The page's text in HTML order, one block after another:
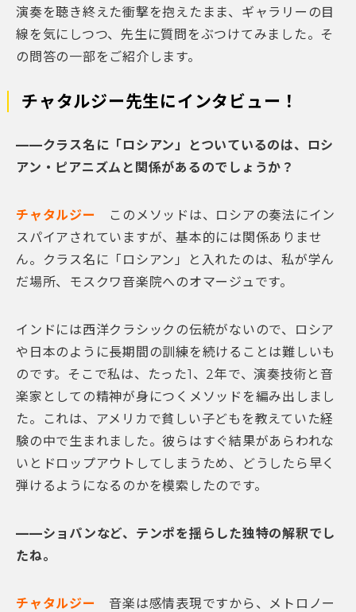
演奏を聴き終えた衝撃を抱えたまま、ギャラリーの目
線を気にしつつ、先生に質問をぶつけてみました。そ
の問答の一部をご紹介します。
チャタルジー先生にインタビュー！
——クラス名に「ロシアン」とついているのは、ロシ
アン・ピアニズムと関係があるのでしょうか？
チャタルジー
このメソッドは、ロシアの奏法にイン
スパイアされていますが、基本的には関係ありませ
ん。クラス名に「ロシアン」と入れたのは、私が学ん
だ場所、モスクワ音楽院へのオマージュです。
インドには西洋クラシックの伝統がないので、ロシア
や日本のように長期間の訓練を続けることは難しいも
のです。そこで私は、たった1、2年で、演奏技術と音
楽家としての精神が身につくメソッドを編み出しまし
た。これは、アメリカで貧しい子どもを教えていた経
験の中で生まれました。彼らはすぐ結果があらわれな
いとドロップアウトしてしまうため、どうしたら早く
弾けるようになるのかを模索したのです。
——ショパンなど、テンポを揺らした独特の解釈でし
たね。
チャタルジー
音楽は感情表現ですから、メトロノー